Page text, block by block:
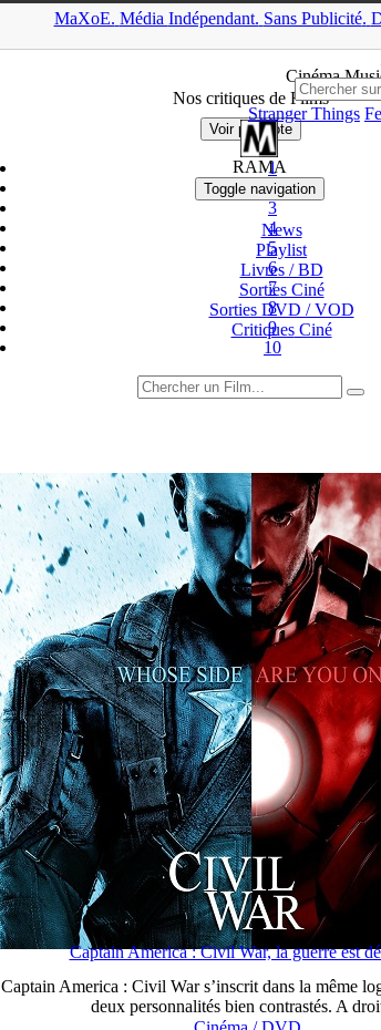
MaXoE. Média Indépendant. Sans Publicité.
Cinéma
Stranger Things
RAMA
Toggle navigation
News
Playlist
Livres / BD
Sorties Ciné
Sorties DVD / VOD
CritiquesCiné
▲
Nos critiques de Films
Voir par Note
1
2
3
4
5
6
7
8
9
10
Captain America : Civil War, la guerre est
America : Civil War s’inscrit dans la même
deux personnalités bien contrastés. A